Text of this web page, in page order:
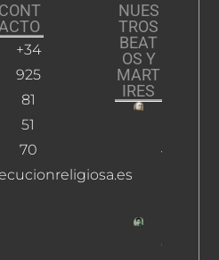
CONT
+34
925
81
51
70
NUES
TROS
BEAT
OS Y
MART
IRES
Jiménez,